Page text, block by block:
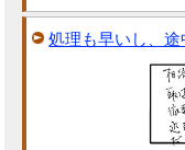
処理も早いし、